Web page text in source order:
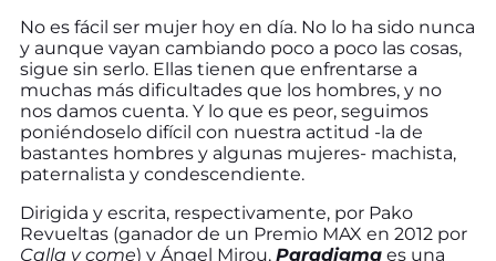
No es fácil ser mujer hoy en día. No lo ha sido nunca
y aunque vayan cambiando poco a poco las cosas,
sigue sin serlo. Ellas tienen que enfrentarse a
muchas más dificultades que los hombres, y no
nos damos cuenta. Y lo que es peor, seguimos
poniéndoselo difícil con nuestra actitud -la de
bastantes hombres y algunas mujeres- machista,
paternalista y condescendiente.
Dirigida y escrita, respectivamente, por Pako
Revueltas (ganador de un Premio MAX en 2012 por
Calla y come) y Ángel Mirou, Paradigma es una